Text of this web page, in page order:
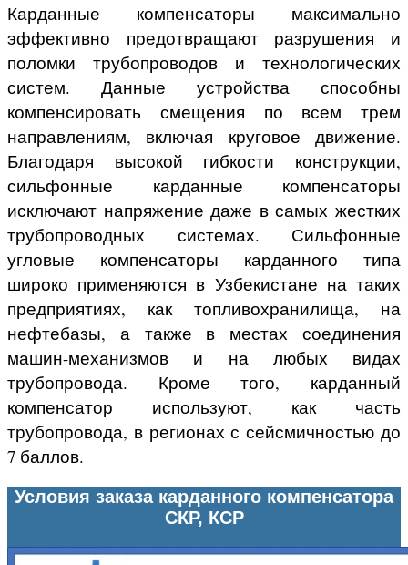
Карданные компенсаторы максимально
эффективно предотвращают разрушения и
поломки трубопроводов и технологических
систем. Данные устройства способны
компенсировать смещения по всем трем
направлениям, включая круговое движение.
Благодаря высокой гибкости конструкции,
сильфонные карданные компенсаторы
исключают напряжение даже в самых жестких
трубопроводных системах. Сильфонные
угловые компенсаторы карданного типа
широко применяются в Узбекистане на таких
предприятиях, как топливохранилища, на
нефтебазы, а также в местах соединения
машин-механизмов и на любых видах
трубопровода. Кроме того, карданный
компенсатор используют, как часть
трубопровода, в регионах с сейсмичностью до
7 баллов.
Условия заказа карданного компенсатора
СКР, КСР